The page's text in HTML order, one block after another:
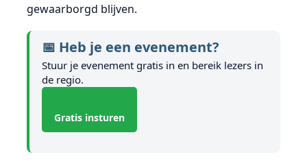
gewaarborgd blijven.
📅 Heb je een evenement?
Stuur je evenement gratis in en bereik lezers in
de regio.
Gratis insturen